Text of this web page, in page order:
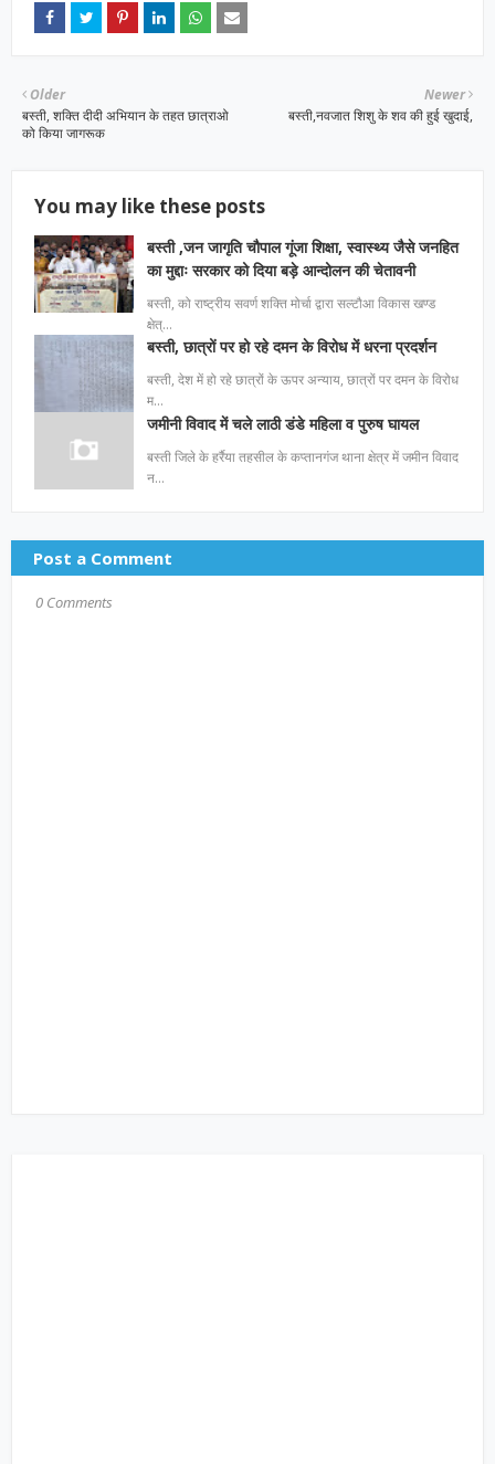
Newer
बस्ती,नवजात शिशु के शव की हुई खुदाई,
Older
बस्ती, शक्ति दीदी अभियान के तहत छात्राओ
को किया जागरूक
You may like these posts
बस्ती ,जन जागृति चौपाल गूंजा शिक्षा, स्वास्थ्य जैसे जनहित
का मुद्दाः सरकार को दिया बड़े आन्दोलन की चेतावनी
बस्ती, को राष्ट्रीय सवर्ण शक्ति मोर्चा द्वारा सल्टौआ विकास खण्ड
क्षेत्…
बस्ती, छात्रों पर हो रहे दमन के विरोध में धरना प्रदर्शन
बस्ती, देश में हो रहे छात्रों के ऊपर अन्याय, छात्रों पर दमन के विरोध
म…
जमीनी विवाद में चले लाठी डंडे महिला व पुरुष घायल
बस्ती जिले के हर्रैया तहसील के कप्तानगंज थाना क्षेत्र में जमीन विवाद
न…
Post a Comment
0 Comments